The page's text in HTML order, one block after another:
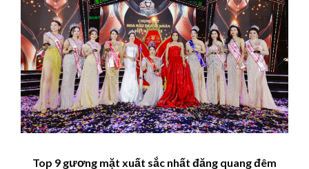
Top 9 gương mặt xuất sắc nhất đăng quang đêm